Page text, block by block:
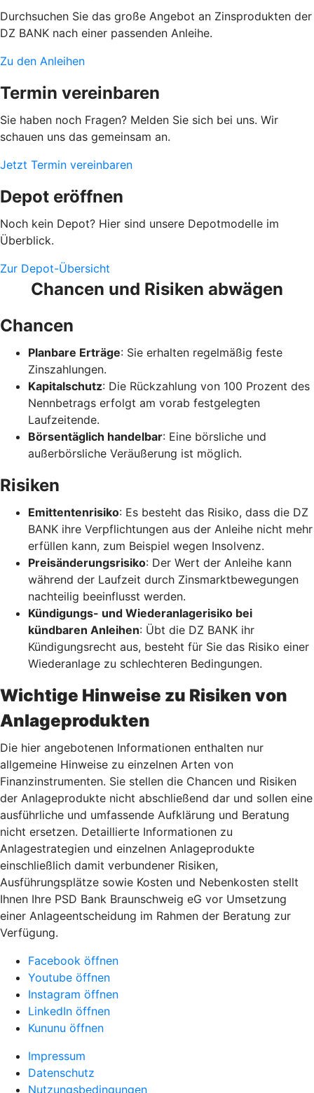
Durchsuchen Sie das große Angebot an Zinsprodukten der
DZ BANK nach einer passenden Anleihe.
Zu den Anleihen
Termin vereinbaren
Sie haben noch Fragen? Melden Sie sich bei uns. Wir
schauen uns das gemeinsam an.
Jetzt Termin vereinbaren
Depot eröffnen
Noch kein Depot? Hier sind unsere Depotmodelle im
Überblick.
Zur Depot-Übersicht
Chancen und Risiken abwägen
Chancen
Planbare Erträge: Sie erhalten regelmäßig feste
Zinszahlungen.
Kapitalschutz: Die Rückzahlung von 100 Prozent des
Nennbetrags erfolgt am vorab festgelegten
Laufzeitende.
Börsentäglich handelbar: Eine börsliche und
außerbörsliche Veräußerung ist möglich.
Risiken
Emittentenrisiko: Es besteht das Risiko, dass die DZ
BANK ihre Verpflichtungen aus der Anleihe nicht mehr
erfüllen kann, zum Beispiel wegen Insolvenz.
Preisänderungsrisiko: Der Wert der Anleihe kann
während der Laufzeit durch Zinsmarktbewegungen
nachteilig beeinflusst werden.
Kündigungs- und Wiederanlagerisiko bei
kündbaren Anleihen: Übt die DZ BANK ihr
Kündigungsrecht aus, besteht für Sie das Risiko einer
Wiederanlage zu schlechteren Bedingungen.
Wichtige Hinweise zu Risiken von
Anlageprodukten
Die hier angebotenen Informationen enthalten nur
allgemeine Hinweise zu einzelnen Arten von
Finanzinstrumenten. Sie stellen die Chancen und Risiken
der Anlageprodukte nicht abschließend dar und sollen eine
ausführliche und umfassende Aufklärung und Beratung
nicht ersetzen. Detaillierte Informationen zu
Anlagestrategien und einzelnen Anlageprodukte
einschließlich damit verbundener Risiken,
Ausführungsplätze sowie Kosten und Nebenkosten stellt
Ihnen Ihre PSD Bank Braunschweig eG vor Umsetzung
einer Anlageentscheidung im Rahmen der Beratung zur
Verfügung.
Facebook öffnen
Youtube öffnen
Instagram öffnen
LinkedIn öffnen
Kununu öffnen
Impressum
Datenschutz
Nutzungsbedingungen